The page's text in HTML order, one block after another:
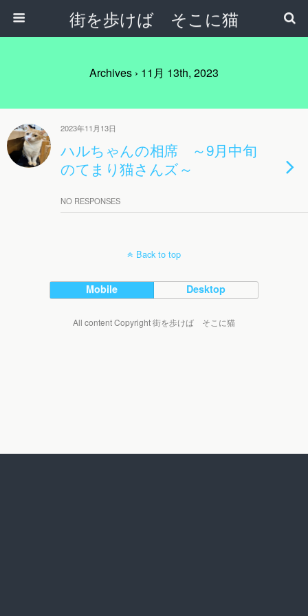
街を歩けば そこに猫
Archives › 11月 13th, 2023
2023年11月13日
ハルちゃんの相席 ～9月中旬
のてまり猫さんズ～
NO RESPONSES
Back to top
Mobile Desktop
All content Copyright 街を歩けば そこに猫